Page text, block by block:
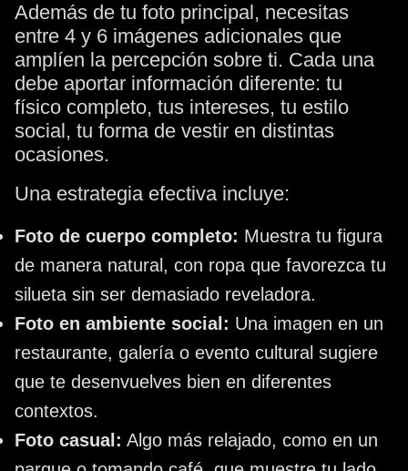
Además de tu foto principal, necesitas
entre 4 y 6 imágenes adicionales que
amplíen la percepción sobre ti. Cada una
debe aportar información diferente: tu
físico completo, tus intereses, tu estilo
social, tu forma de vestir en distintas
ocasiones.
Una estrategia efectiva incluye:
Foto de cuerpo completo: Muestra tu figura
de manera natural, con ropa que favorezca tu
silueta sin ser demasiado reveladora.
Foto en ambiente social: Una imagen en un
restaurante, galería o evento cultural sugiere
que te desenvuelves bien en diferentes
contextos.
Foto casual: Algo más relajado, como en un